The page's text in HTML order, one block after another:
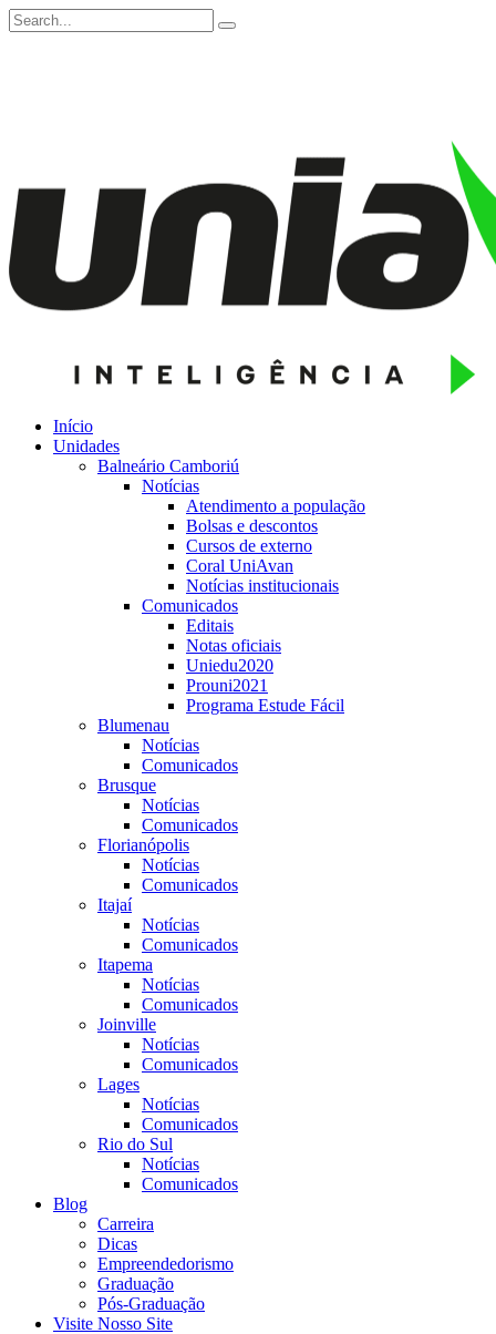
Início
Unidades
Balneário Camboriú
Notícias
Atendimento a população
Bolsas e descontos
Cursos de externo
Coral UniAvan
Notícias institucionais
Comunicados
Editais
Notas oficiais
Uniedu2020
Prouni2021
Programa Estude Fácil
Blumenau
Notícias
Comunicados
Brusque
Notícias
Comunicados
Florianópolis
Notícias
Comunicados
Itajaí
Notícias
Comunicados
Itapema
Notícias
Comunicados
Joinville
Notícias
Comunicados
Lages
Notícias
Comunicados
Rio do Sul
Notícias
Comunicados
Blog
Carreira
Dicas
Empreendedorismo
Graduação
Pós-Graduação
Visite Nosso Site